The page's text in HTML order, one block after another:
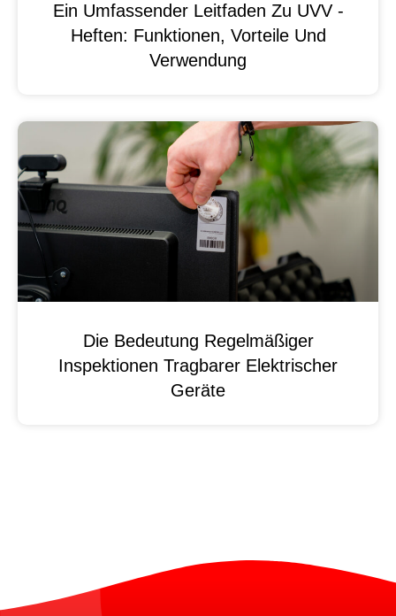
Ein Umfassender Leitfaden Zu UVV -
Heften: Funktionen, Vorteile Und
Verwendung
Die Bedeutung Regelmäßiger
Inspektionen Tragbarer Elektrischer
Geräte